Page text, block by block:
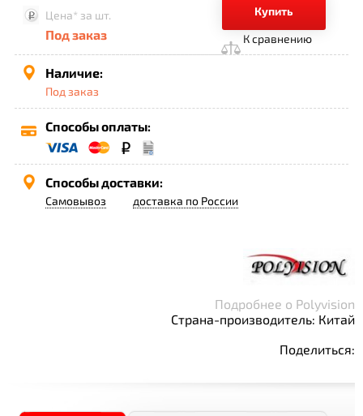
Купить
Цена* за шт.
Под заказ К сравнению
Наличие:
Под заказ
Способы оплаты:
Способы доставки:
Самовывоз доставка по России
Подробнее о Polyvision
Страна-производитель: Китай
Поделиться: